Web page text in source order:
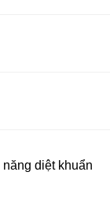
diệt khuẩn